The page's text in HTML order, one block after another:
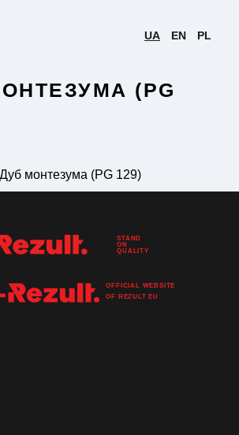
UA EN PL
(PG
Дуб монтезума (PG 129)
STAND
ON
QUALITY
OFFICIAL WEBSITE
OF REZULT EU